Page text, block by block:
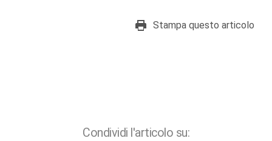
Stampa questo articolo
Condividi l'articolo su: